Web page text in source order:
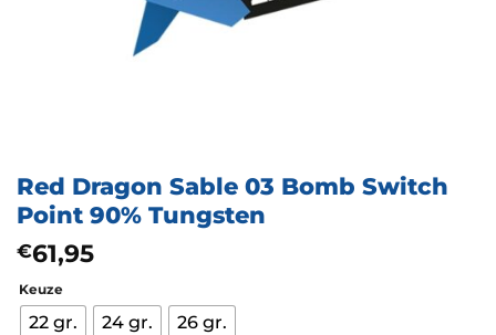
Red Dragon Sable 03 Bomb Switch
Point 90% Tungsten
€61,95
Keuze
22 gr. 24 gr. 26 gr.